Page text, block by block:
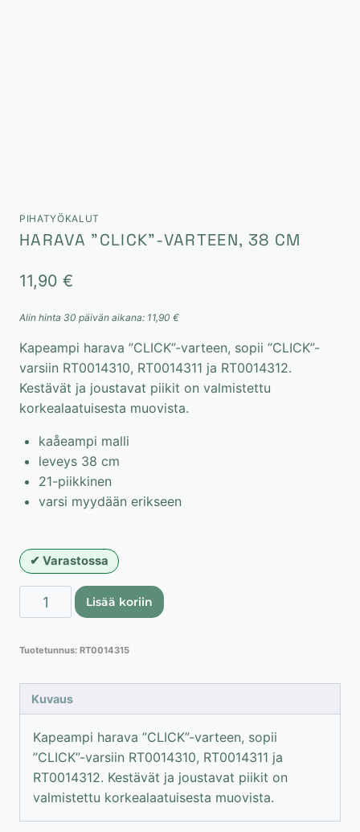
PIHATYÖKALUT
HARAVA ”CLICK”-VARTEEN, 38 CM
11,90 €
Alin hinta 30 päivän aikana: 11,90 €
Kapeampi harava ”CLICK”-varteen, sopii ”CLICK”-
varsiin RT0014310, RT0014311 ja RT0014312.
Kestävät ja joustavat piikit on valmistettu
korkealaatuisesta muovista.
kaåeampi malli
leveys 38 cm
21-piikkinen
varsi myydään erikseen
Varastossa
Harava
”CLICK”-
38
määrä
Lisää koriin
Tuotetunnus: RT0014315
Kuvaus
Kapeampi harava ”CLICK”-varteen, sopii
”CLICK”-varsiin RT0014310, RT0014311 ja
RT0014312. Kestävät ja joustavat piikit on
valmistettu korkealaatuisesta muovista.